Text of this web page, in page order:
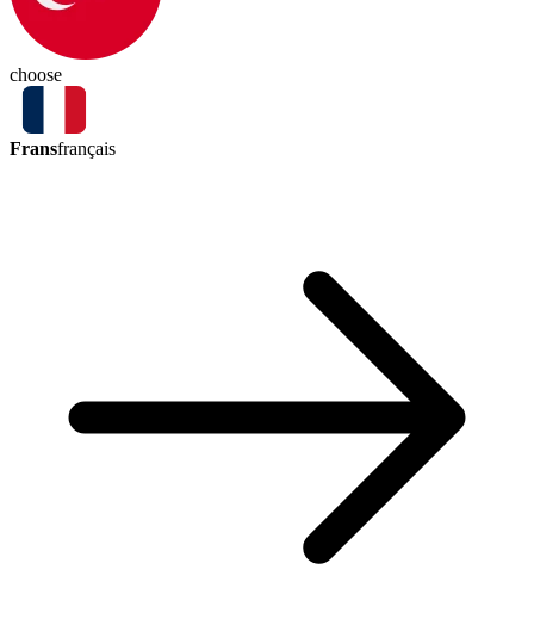
choose
Fransfrançais